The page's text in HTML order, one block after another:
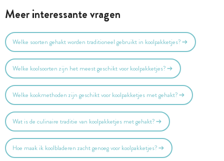
Meer interessante vragen
Welke soorten gehakt worden traditioneel gebruikt in koolpakketjes?
Welke koolsoorten zijn het meest geschikt voor koolpakketjes?
Welke kookmethoden zijn geschikt voor koolpakketjes met gehakt?
Wat is de culinaire traditie van koolpakketjes met gehakt?
Hoe maak ik koolbladeren zacht genoeg voor koolpakketjes?